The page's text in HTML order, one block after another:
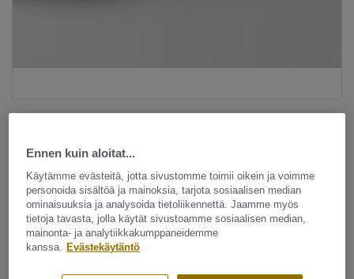
Katso kaikki kuosit - NCS ja LRV (1096)
Hitsauslangat
Ennen kuin aloitat...
Käytämme evästeitä, jotta sivustomme toimii oikein ja voimme
personoida sisältöä ja mainoksia, tarjota sosiaalisen median
ominaisuuksia ja analysoida tietoliikennettä. Jaamme myös
tietoja tavasta, jolla käytät sivustoamme sosiaalisen median,
mainonta- ja analytiikkakumppaneidemme
kanssa. Evästekäytäntö